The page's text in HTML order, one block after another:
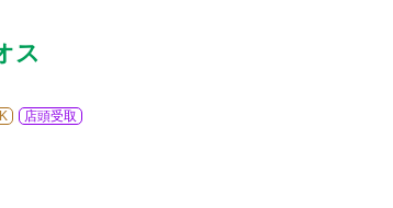
ス
店頭受取